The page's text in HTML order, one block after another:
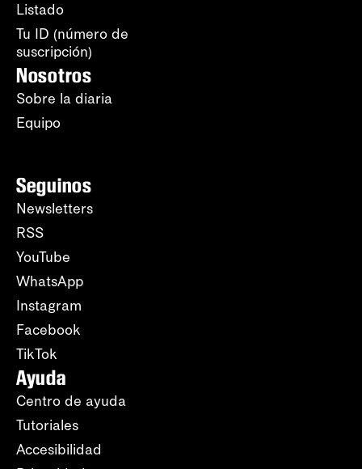
Listado
Tu ID (número de
suscripción)
Nosotros
Sobre la diaria
Equipo
Seguinos
Newsletters
RSS
YouTube
WhatsApp
Instagram
Facebook
TikTok
Ayuda
Centro de ayuda
Tutoriales
Accesibilidad